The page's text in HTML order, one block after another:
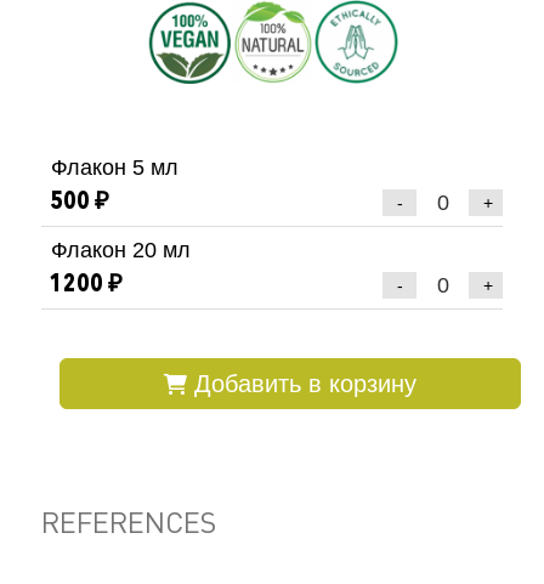
Флакон 5 мл
500 ₽
- +
Флакон 20 мл
1200 ₽
- +
Добавить в корзину
REFERENCES